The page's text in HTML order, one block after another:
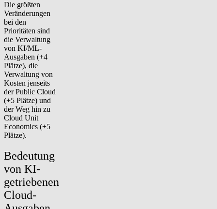
Die größten
Veränderungen
bei den
Prioritäten sind
die Verwaltung
von KI/ML-
Ausgaben (+4
Plätze), die
Verwaltung von
Kosten jenseits
der Public Cloud
(+5 Plätze) und
der Weg hin zu
Cloud Unit
Economics (+5
Plätze).
Bedeutung
von KI-
getriebenen
Cloud-